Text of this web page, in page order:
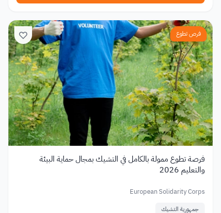
فرص تطوع
فرصة تطوع ممولة بالكامل في التشيك بمجال حماية البيئة
والتعليم 2026
European Solidarity Corps
جمهورية التشيك